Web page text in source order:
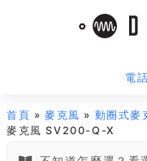
電
首頁 »麥克風 » 動圈式麥
麥克風 SV200-Q-X